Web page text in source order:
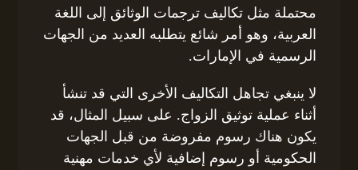
محتملة مثل تكاليف ترجمات الوثائق إلى اللغة
العربية، وهو أمر شائع يتطلبه العديد من الجهات
الرسمية في الإمارات.
لا ينبغي تجاهل التكاليف الأخرى التي قد تنشأ
أثناء عملية توثيق الزواج. على سبيل المثال، قد
يكون هناك رسوم مفروضة من قبل الجهات
الحكومية أو رسوم إضافية لأي خدمات مهنية